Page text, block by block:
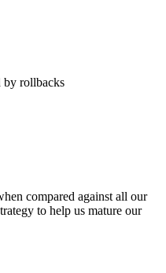
by rollbacks
compared against all our
to help us mature our